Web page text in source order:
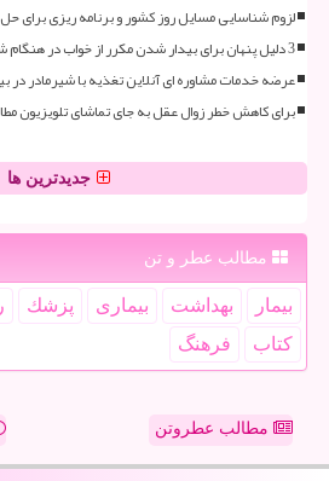
لزوم شناسایی مسایل روز کشور و برنامه ریزی برای حل
3 دلیل پنهان برای بیدار شدن مکرر از خواب در هنگام شب
عرضه خدمات مشاوره ای آنلاین تغذیه با شیرمادر در
برای کاهش خطر زوال عقل به جای تماشای تلویزیون
جدیدترین ها
مطالب عطر و تن
بیمار بهداشت بیماری پزشك
كتاب
فرهنگ
مطالب عطروتن